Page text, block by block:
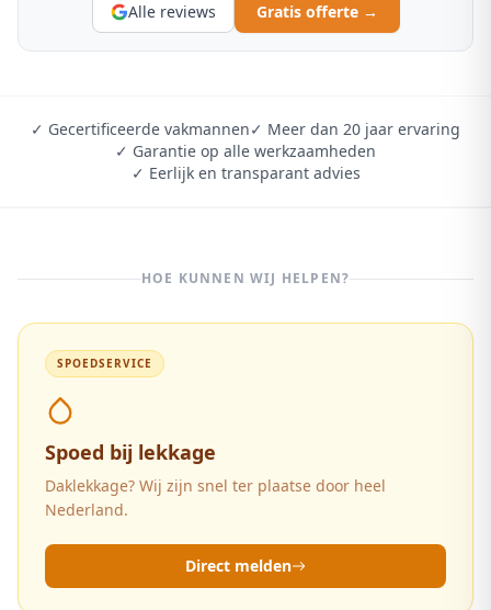
Alle reviews
Gratis offerte →
✓ Gecertificeerde vakmannen✓ Meer dan 20 jaar ervaring
✓ Garantie op alle werkzaamheden
✓ Eerlijk en transparant advies
HOE KUNNEN WIJ HELPEN?
SPOEDSERVICE
Spoed bij lekkage
Daklekkage? Wij zijn snel ter plaatse door heel
Nederland.
Direct melden